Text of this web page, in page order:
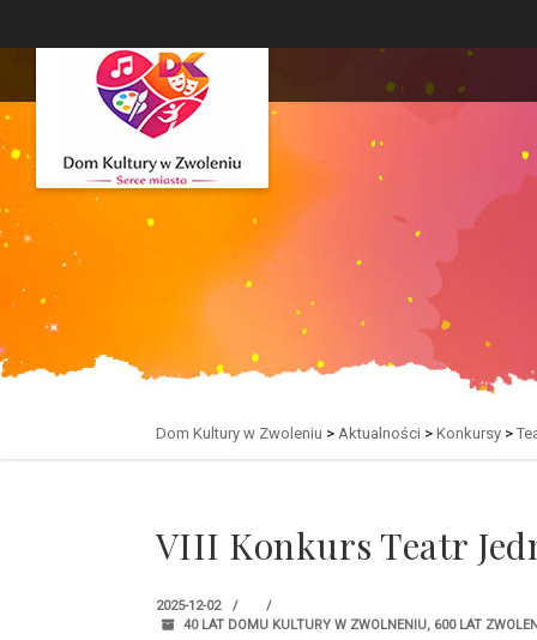
Dom Kultury w Zwoleniu > Aktualności > Konkursy >
VIII Konkurs Teatr
2025-12-02
40 LAT DOMU KULTURY W ZWOLNENIU, 600 LAT